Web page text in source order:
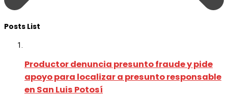
Posts List
Productor denuncia presunto fraude y pide
apoyo para localizar a presunto responsable
en San Luis Potosí